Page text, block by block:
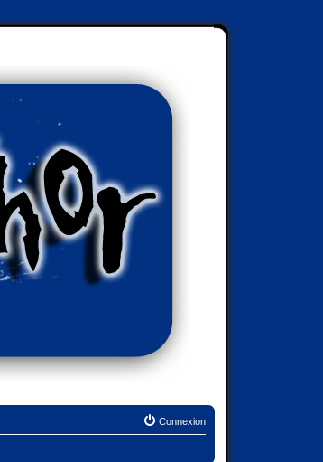
Connexion